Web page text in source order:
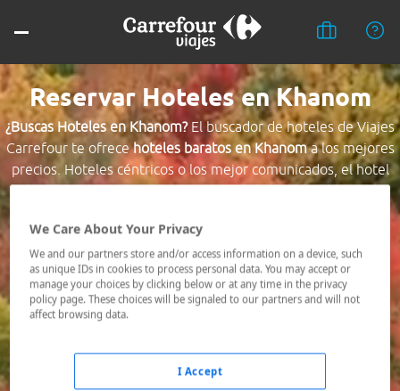
Reservar Hoteles en Khanom
¿Buscas Hoteles en Khanom?El buscador de hoteles de Viajes
Carrefour te ofrecehoteles baratos en Khanoma los mejores
precios. Hoteles céntricos o los mejor comunicados, el hotel
que busques nosotros te lo encontramos al mejor precio.
Destino *
Fechas *
08/08/2026 - 09/08/2026
We Care About Your Privacy
We and our partners store and/or access information on a device, such
as unique IDs in cookies to process personal data. You may accept or
manage your choices by clicking below or at any time in the privacy
policy page. These choices will be signaled to our partners and will not
affect browsing data.
I Accept